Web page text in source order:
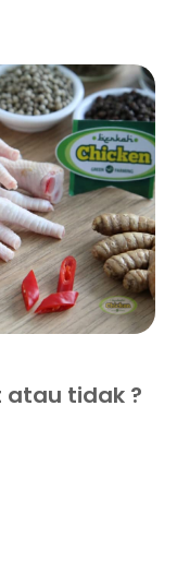
atau tidak ?